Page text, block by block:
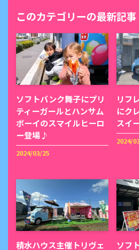
このカテゴリーの最新記事
ソフトバンク舞子にプリ
ティーガールとハンサム
ボーイのスマイルヒーロ
ー登場♪
2024/03/25
リフ
にク
スイ
2024/
積水ハウス主催トリヴェ
ソフ